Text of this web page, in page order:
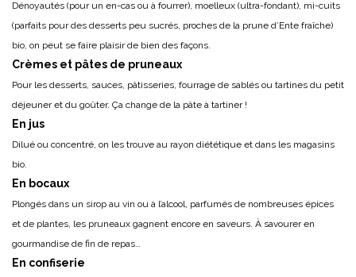
Dénoyautés (pour un en-cas ou à fourrer), moelleux (ultra-fondant), mi-cuits
(parfaits pour des desserts peu sucrés, proches de la prune d’Ente fraîche)
bio, on peut se faire plaisir de bien des façons.
Crèmes et pâtes de pruneaux
Pour les desserts, sauces, pâtisseries, fourrage de sablés ou tartines du petit
déjeuner et du goûter. Ça change de la pâte à tartiner !
En jus
Dilué ou concentré, on les trouve au rayon diététique et dans les magasins
bio.
En bocaux
Plongés dans un sirop au vin ou à l’alcool, parfumés de nombreuses épices
et de plantes, les pruneaux gagnent encore en saveurs. À savourer en
gourmandise de fin de repas…
En confiserie